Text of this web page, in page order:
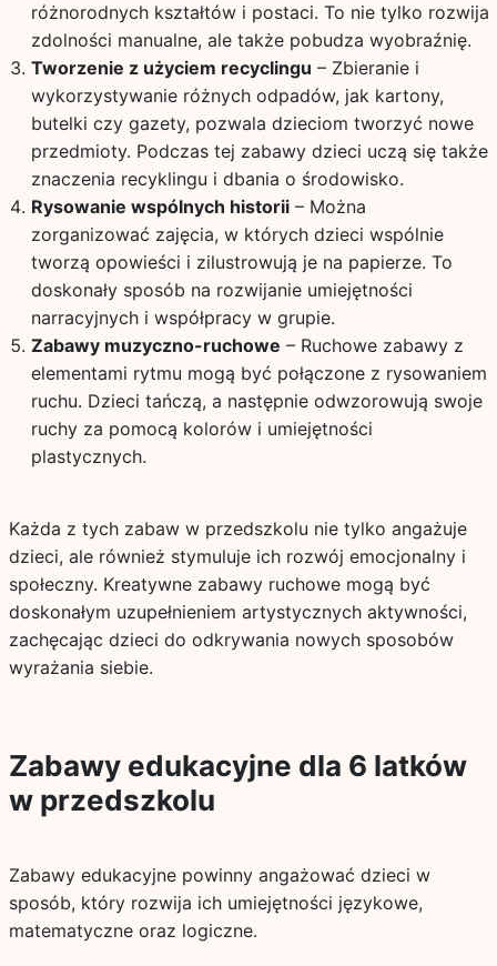
różnorodnych kształtów i postaci. To nie tylko rozwija
zdolności manualne, ale także pobudza wyobraźnię.
Tworzenie z użyciem recyclingu – Zbieranie i
wykorzystywanie różnych odpadów, jak kartony,
butelki czy gazety, pozwala dzieciom tworzyć nowe
przedmioty. Podczas tej zabawy dzieci uczą się także
znaczenia recyklingu i dbania o środowisko.
Rysowanie wspólnych historii– Można
zorganizować zajęcia, w których dzieci wspólnie
tworzą opowieści i zilustrowują je na papierze. To
doskonały sposób na rozwijanie umiejętności
narracyjnych i współpracy w grupie.
Zabawy muzyczno-ruchowe – Ruchowe zabawy z
elementami rytmu mogą być połączone z rysowaniem
ruchu. Dzieci tańczą, a następnie odwzorowują swoje
ruchy za pomocą kolorów i umiejętności
plastycznych.
Każda z tych zabaw w przedszkolu nie tylko angażuje
dzieci, ale również stymuluje ich rozwój emocjonalny i
społeczny. Kreatywne zabawy ruchowe mogą być
doskonałym uzupełnieniem artystycznych aktywności,
zachęcając dzieci do odkrywania nowych sposobów
wyrażania siebie.
Zabawy edukacyjne dla 6 latków
w przedszkolu
Zabawy edukacyjne powinny angażować dzieci w
sposób, który rozwija ich umiejętności językowe,
matematyczne oraz logiczne.